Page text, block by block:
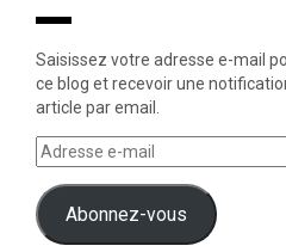
Saisissez votre adresse e-mail
ce blog et recevoir une
article par email.
Abonnez-vous